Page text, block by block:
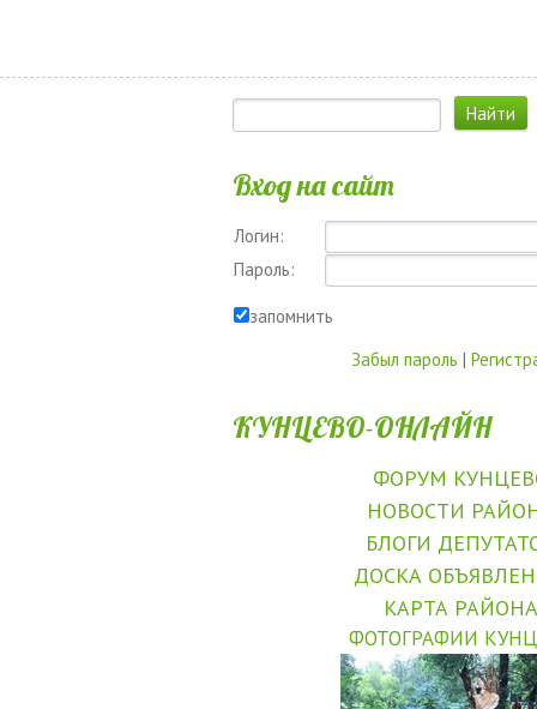
Вход на сайт
Логин:
Пароль:
запомнить
Забыл пароль |
КУНЦЕВО-ОНЛАЙН
ФОРУМ
НОВОСТИ
БЛОГИ
ДОСКА
КАРТА РАЙОНА
ФОТОГРАФИИ